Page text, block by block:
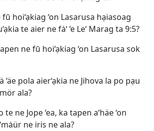
fū hoi‘ạkiag ‘on Lasarusa hạiasoag
te aier ne fȧ‘ ‘e Le‘ Marag ta 9:5?
ne fū hoi‘ạkiag ‘on Lasarusa sok
‘äe pola aier‘ạkia ne Jihova la po pạu
ala?
te ne Jope ‘ea, ka tapen a‘häe ‘on
ne iris ne ala?